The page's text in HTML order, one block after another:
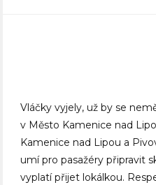
Vláčky vyjely, už by se
v Město Kamenice nad
Kamenice nad Lipou a
umí pro pasažéry připravit
vyplatí přijet lokálkou.